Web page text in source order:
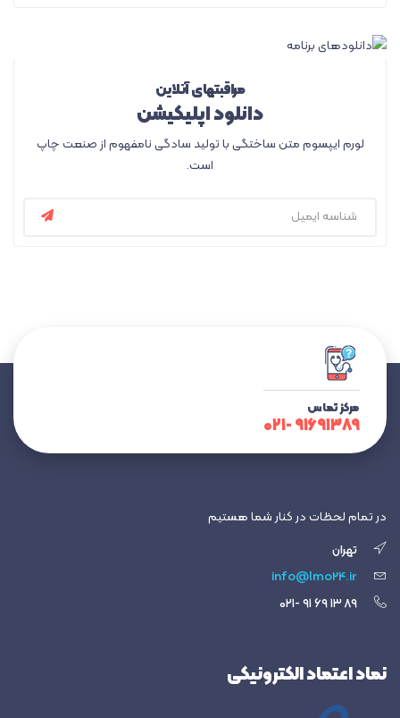
مراقبتهای آنلاین
دانلود اپلیکیشن
لورم ایپسوم متن ساختگی با تولید سادگی نامفهوم از صنعت چاپ
است.
مرکز تماس
۹۱۶۹۱۳۸۹ -۰۲۱
در تمام لحظات در کنار شما هستیم
تهران
نماد اعتماد الکترونیکی